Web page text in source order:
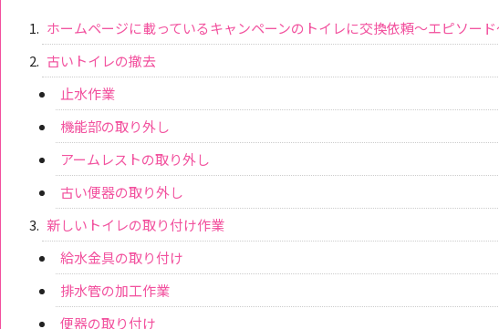
ホームページに載っているキャンペーンのトイレに交換依頼～エピソー
古いトイレの撤去
止水作業
機能部の取り外し
アームレストの取り外し
古い便器の取り外し
新しいトイレの取り付け作業
給水金具の取り付け
排水管の加工作業
便器の取り付け